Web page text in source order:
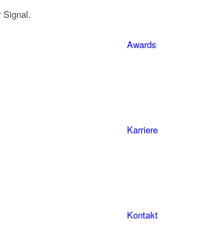
Awards
Karriere
Kontakt
Signal.